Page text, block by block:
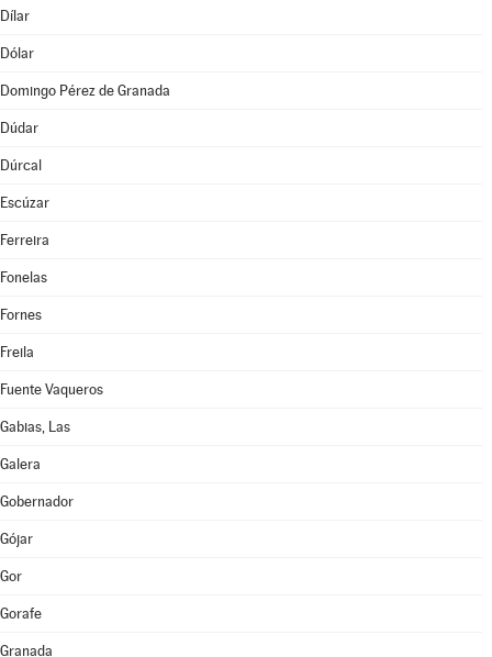
Dílar
Dólar
Domingo Pérez de Granada
Dúdar
Dúrcal
Escúzar
Ferreira
Fonelas
Fornes
Freila
Fuente Vaqueros
Gabias, Las
Galera
Gobernador
Gójar
Gor
Gorafe
Granada